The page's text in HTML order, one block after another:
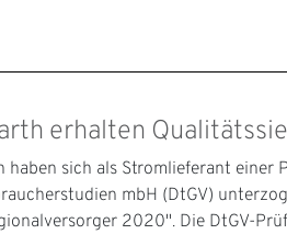
erhalten
haben sich als Stromlieferant einer
mbH (DtGV)
2020". Die DtGV-